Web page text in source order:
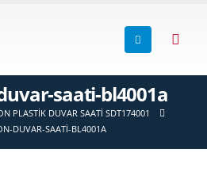
saati-bl4001a
PLASTIK DUVAR SAATI SDT174001
DUVAR-SAATI-BL4001A